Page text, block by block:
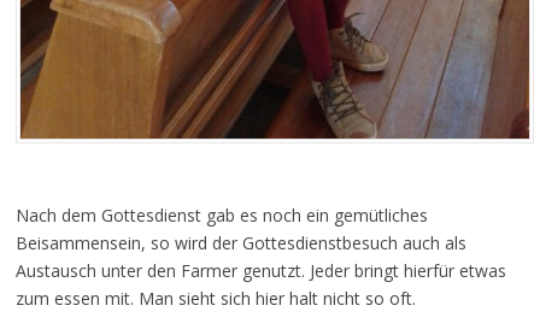
Nach dem Gottesdienst gab es noch ein gemütliches
Beisammensein, so wird der Gottesdienstbesuch auch als
Austausch unter den Farmer genutzt. Jeder bringt hierfür etwas
zum essen mit. Man sieht sich hier halt nicht so oft.